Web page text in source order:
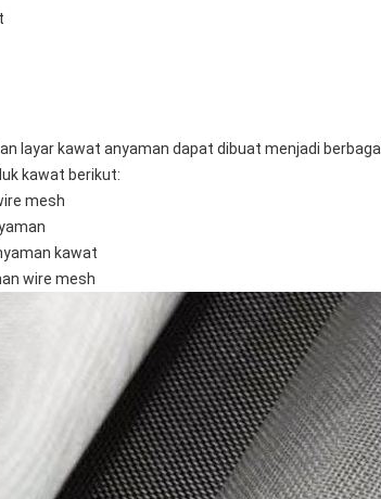
layar kawat anyaman dapat dibuat menjadi
kawat berikut:
mesh
kawat
wire mesh